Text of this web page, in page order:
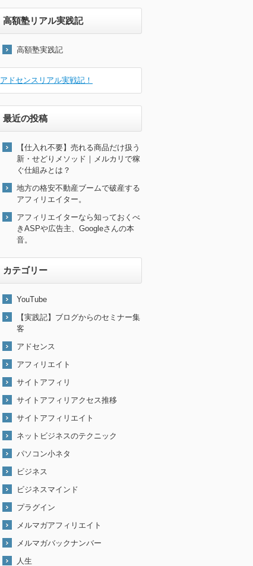
高額塾リアル実践記
高額塾実践記
アドセンスリアル実戦記！
最近の投稿
【仕入れ不要】売れる商品だけ扱う
新・せどりメソッド｜メルカリで稼
ぐ仕組みとは？
地方の格安不動産ブームで破産する
アフィリエイター。
アフィリエイターなら知っておくべ
きASPや広告主、Googleさんの本
音。
カテゴリー
YouTube
【実践記】ブログからのセミナー集
客
アドセンス
アフィリエイト
サイトアフィリ
サイトアフィリアクセス推移
サイトアフィリエイト
ネットビジネスのテクニック
パソコン小ネタ
ビジネス
ビジネスマインド
プラグイン
メルマガアフィリエイト
メルマガバックナンバー
人生